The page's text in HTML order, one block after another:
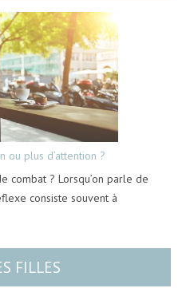
ou plus d’attention ?
combat ? Lorsqu’on parle de
consiste souvent à
FILLES